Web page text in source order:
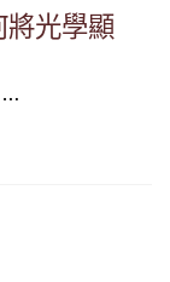
將光學顯
…